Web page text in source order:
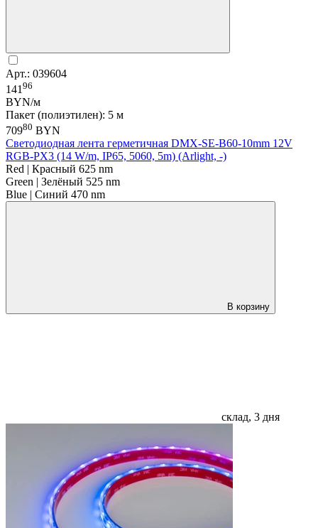
Арт.: 039604
141 96
BYN/м
Пакет (полиэтилен): 5 м
70980 BYN
Светодиодная лента герметичная DMX-SE-B60-10mm 12V
RGB-PX3 (14 W/m, IP65, 5060, 5m) (Arlight, -)
Red | Красный 625 nm
Green | Зелёный 525 nm
Blue | Синий 470 nm
В корзину
склад, 3 дня